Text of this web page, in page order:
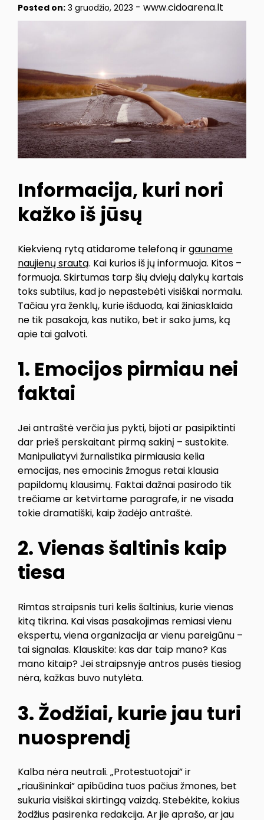
Posted on: 3 gruodžio, 2023 - www.cidoarena.lt
Informacija, kuri nori
kažko iš jūsų
Kiekvieną rytą atidarome telefoną irgauname
naujienų srautą. Kai kurios iš jų informuoja. Kitos –
formuoja. Skirtumas tarp šių dviejų dalykų kartais
toks subtilus, kad jo nepastebėti visiškai normalu.
Tačiau yra ženklų, kurie išduoda, kai žiniasklaida
ne tik pasakoja, kas nutiko, bet ir sako jums, ką
apie tai galvoti.
1. Emocijos pirmiau nei
faktai
Jei antraštė verčia jus pykti, bijoti ar pasipiktinti
dar prieš perskaitant pirmą sakinį – sustokite.
Manipuliatyvi žurnalistika pirmiausia kelia
emocijas, nes emocinis žmogus retai klausia
papildomų klausimų. Faktai dažnai pasirodo tik
trečiame ar ketvirtame paragrafe, ir ne visada
tokie dramatiški, kaip žadėjo antraštė.
2. Vienas šaltinis kaip
tiesa
Rimtas straipsnis turi kelis šaltinius, kurie vienas
kitą tikrina. Kai visas pasakojimas remiasi vienu
ekspertu, viena organizacija ar vienu pareigūnu –
tai signalas. Klauskite: kas dar taip mano? Kas
mano kitaip? Jei straipsnyje antros pusės tiesiog
nėra, kažkas buvo nutylėta.
3. Žodžiai, kurie jau turi
nuosprendį
Kalba nėra neutrali. „Protestuotojai” ir
„riaušininkai” apibūdina tuos pačius žmones, bet
sukuria visiškai skirtingą vaizdą. Stebėkite, kokius
žodžius pasirenka redakcija. Ar jie aprašo, ar jau